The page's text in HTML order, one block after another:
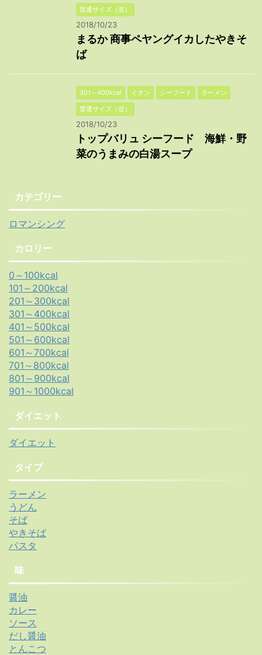
普通サイズ（並）
2018/10/23
まるか 商事ペヤングイカしたやきそ
ば
301～400kcal イオン シーフード
ラーメン
普通サイズ（並）
2018/10/23
トップバリュ シーフード 海鮮・野
菜のうまみの白湯スープ
カテゴリー
ロマンシング
カロリー
0～100kcal
101～200kcal
201～300kcal
301～400kcal
401～500kcal
501～600kcal
601～700kcal
701～800kcal
801～900kcal
901～1000kcal
ダイエット
ダイエット
タイプ
ラーメン
うどん
そば
やきそば
パスタ
味
醤油
カレー
ソース
だし醤油
とんこつ